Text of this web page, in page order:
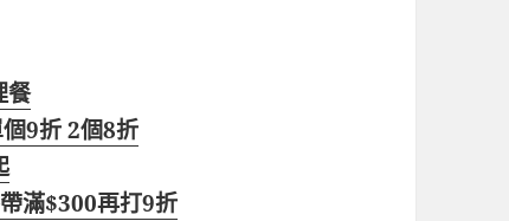
餐
9折 2個8折
滿$300再打9折